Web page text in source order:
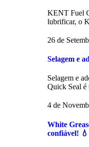
KENT Fuel
lubrificar, o
26 de
Selagem e
Selagem e
Quick Seal é
4 de
White
confiável! 💧